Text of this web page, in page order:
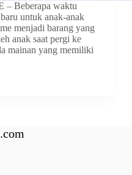
Beberapa waktu
untuk anak-anak
menjadi barang yang
anak saat pergi ke
mainan yang memiliki